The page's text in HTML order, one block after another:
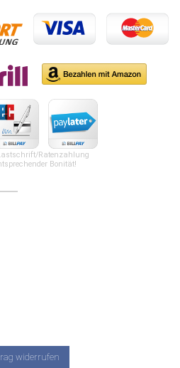
Ratenzahlung
Bonität!
widerrufen